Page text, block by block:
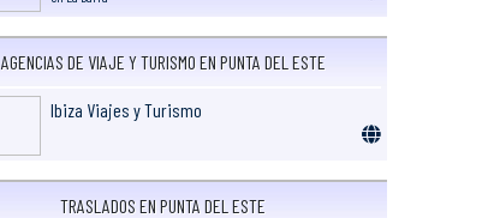
AGENCIAS DE VIAJE Y TURISMO EN PUNTA DEL ESTE
Ibiza Viajes y Turismo
TRASLADOS EN PUNTA DEL ESTE